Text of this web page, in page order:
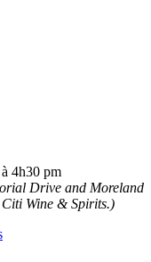
4h30 pm
Drive and Moreland
Citi Wine & Spirits.)